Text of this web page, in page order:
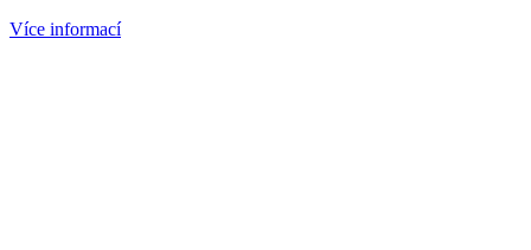
Více informací